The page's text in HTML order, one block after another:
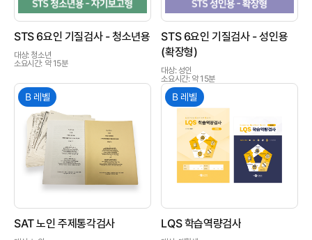
STS 6요인 기질검사 - 청소년용
대상: 청소년
소요시간: 약 15분
STS 6요인 기질검사 - 성인용
(확장형)
대상: 성인
소요시간: 약 15분
상품이미지
B 레벨
SAT 노인 주제통각검사
상품이미지
B 레벨
LQS 학습역량검사